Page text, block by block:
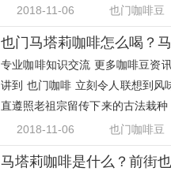
洲咖啡
2018-11-06 也门咖啡豆
也门马塔莉咖啡怎么喝？
专业咖啡知识交流 更多咖啡豆资
讲到 也门咖啡 立刻令人联想到风
直遵照老祖宗留传下来的古法栽
门的
2018-11-06 也门咖啡豆
马塔莉咖啡是什么？前街